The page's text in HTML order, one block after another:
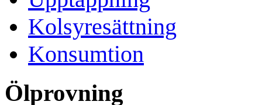
Kolsyresättning
Konsumtion
Ölprovning